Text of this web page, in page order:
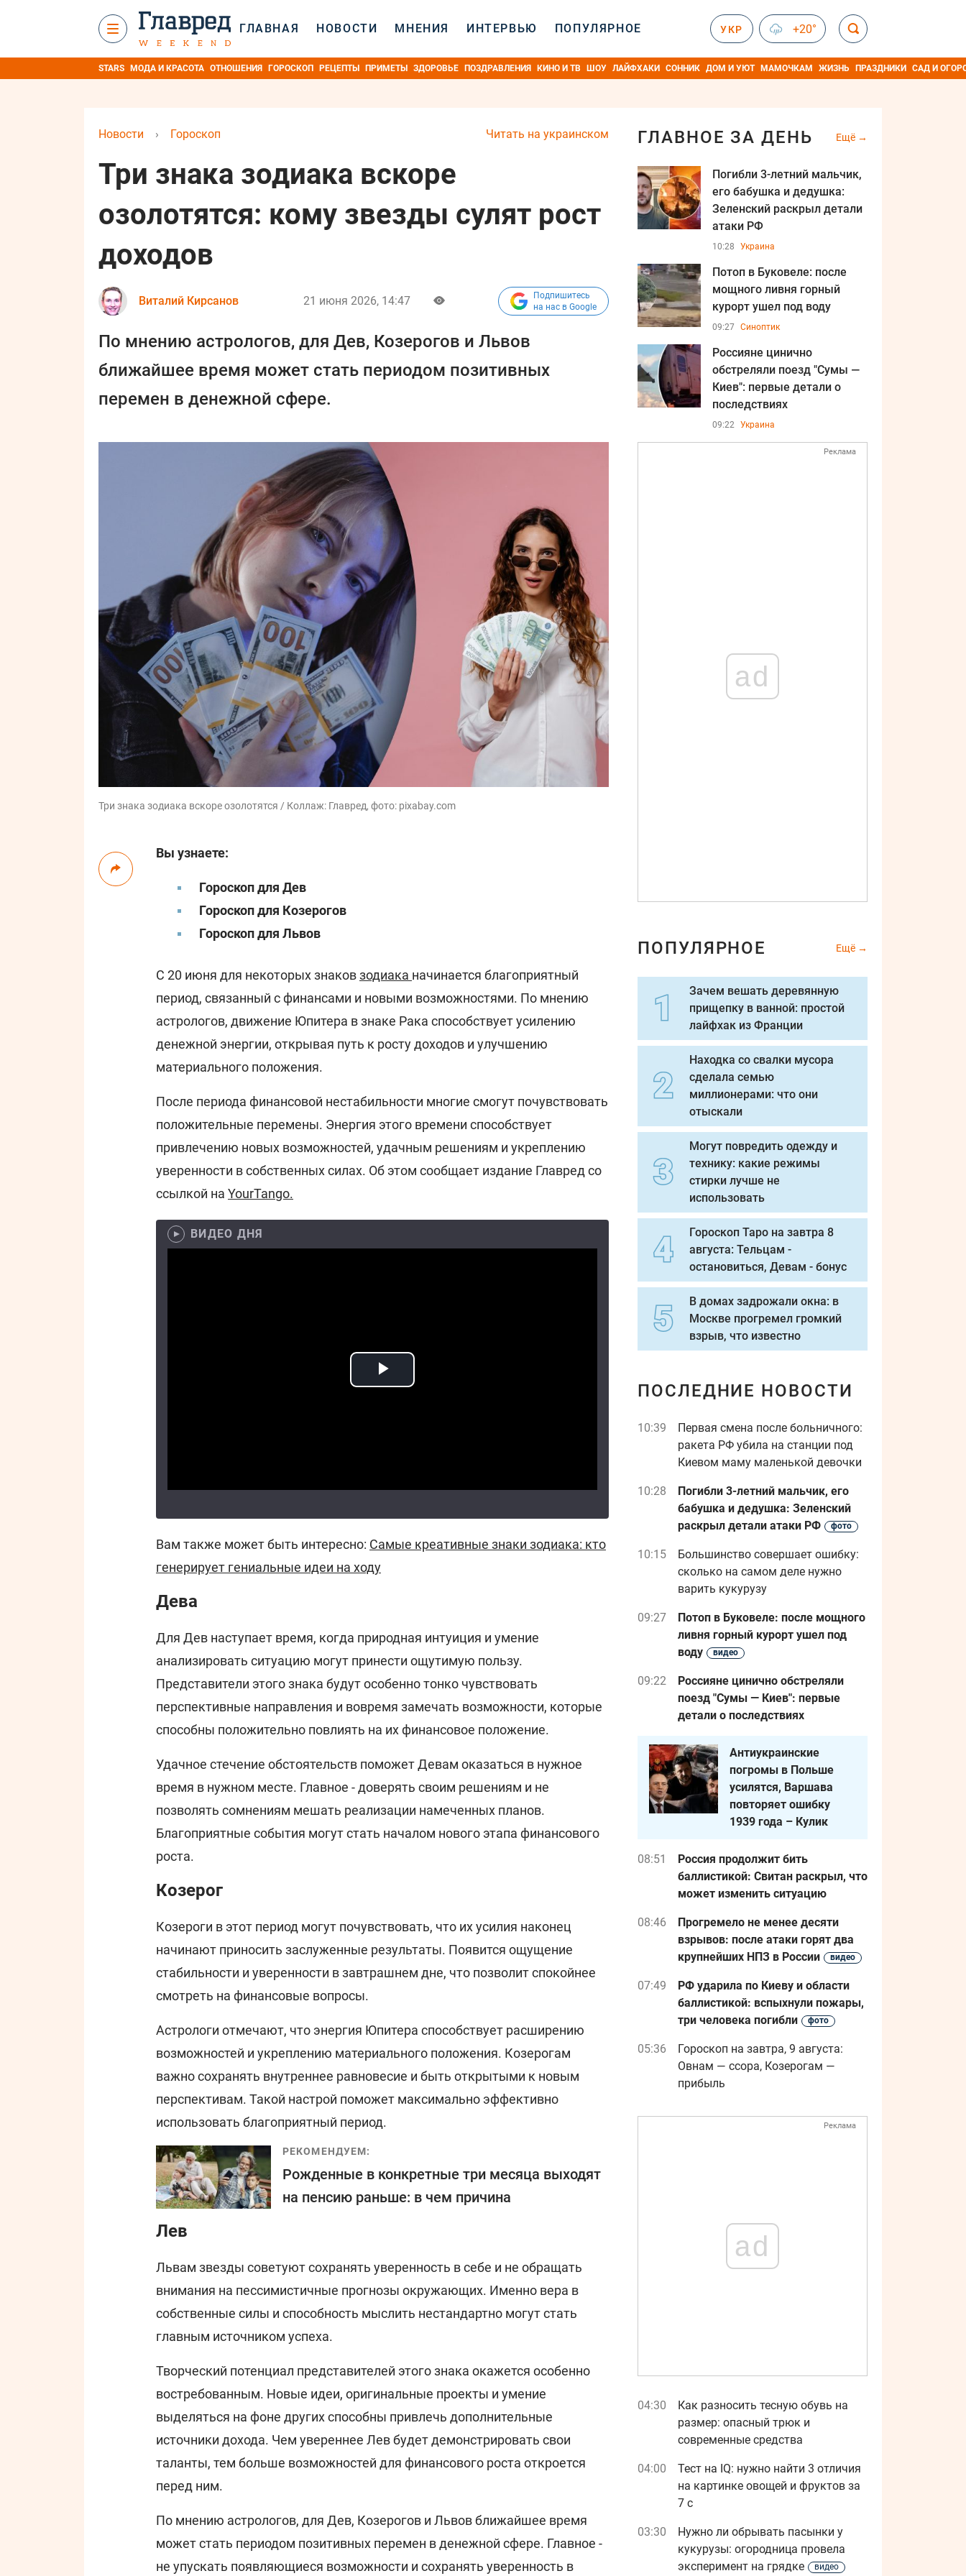
ГЛАВНАЯ НОВОСТИ МНЕНИЯ ИНТЕРВЬЮ ПОПУЛЯРНОЕ УКР +20°
STARS МОДА И КРАСОТА ОТНОШЕНИЯ ГОРОСКОП РЕЦЕПТЫ ПРИМЕТЫ ЗДОРОВЬЕ ПОЗДРАВЛЕНИЯ КИНО И ТВ ШОУ ЛАЙФХАКИ СОННИК ДОМ И УЮТ МАМОЧКАМ ЖИЗНЬ ПРАЗДНИКИ САД И
Читать на украинском
Новости › Гороскоп
Три знака зодиака вскоре
озолотятся: кому звезды сулят рост
доходов
Виталий Кирсанов 21 июня 2026, 14:47
Подпишитесь
на нас в Google
По мнению астрологов, для Дев, Козерогов и Львов
ближайшее время может стать периодом позитивных
перемен в денежной сфере.
Три знака зодиака вскоре озолотятся / Коллаж: Главред, фото: pixabay.com
Вы узнаете:
Гороскоп для Дев
Гороскоп для Козерогов
Гороскоп для Львов
С 20 июня для некоторых знаковзодиака начинается благоприятный
период, связанный с финансами и новыми возможностями. По мнению
астрологов, движение Юпитера в знаке Рака способствует усилению
денежной энергии, открывая путь к росту доходов и улучшению
материального положения.
После периода финансовой нестабильности многие смогут почувствовать
положительные перемены. Энергия этого времени способствует
привлечению новых возможностей, удачным решениям и укреплению
уверенности в собственных силах. Об этом сообщает издание Главред со
ссылкой на YourTango.
ВИДЕО ДНЯ
Вам также может быть интересно: Самые креативные знаки зодиака: кто
генерирует гениальные идеи на ходу
Дева
Для Дев наступает время, когда природная интуиция и умение
анализировать ситуацию могут принести ощутимую пользу.
Представители этого знака будут особенно тонко чувствовать
перспективные направления и вовремя замечать возможности, которые
способны положительно повлиять на их финансовое положение.
Удачное стечение обстоятельств поможет Девам оказаться в нужное
время в нужном месте. Главное - доверять своим решениям и не
позволять сомнениям мешать реализации намеченных планов.
Благоприятные события могут стать началом нового этапа финансового
роста.
Козерог
Козероги в этот период могут почувствовать, что их усилия наконец
начинают приносить заслуженные результаты. Появится ощущение
стабильности и уверенности в завтрашнем дне, что позволит спокойнее
смотреть на финансовые вопросы.
Астрологи отмечают, что энергия Юпитера способствует расширению
возможностей и укреплению материального положения. Козерогам
важно сохранять внутреннее равновесие и быть открытыми к новым
перспективам. Такой настрой поможет максимально эффективно
использовать благоприятный период.
РЕКОМЕНДУЕМ:
Рожденные в конкретные три месяца выходят
на пенсию раньше: в чем причина
Лев
Львам звезды советуют сохранять уверенность в себе и не обращать
внимания на пессимистичные прогнозы окружающих. Именно вера в
собственные силы и способность мыслить нестандартно могут стать
главным источником успеха.
Творческий потенциал представителей этого знака окажется особенно
востребованным. Новые идеи, оригинальные проекты и умение
выделяться на фоне других способны привлечь дополнительные
источники дохода. Чем увереннее Лев будет демонстрировать свои
таланты, тем больше возможностей для финансового роста откроется
перед ним.
По мнению астрологов, для Дев, Козерогов и Львов ближайшее время
может стать периодом позитивных перемен в денежной сфере. Главное -
не упускать появляющиеся возможности и сохранять уверенность в
ГЛАВНОЕ ЗА ДЕНЬ Ещё
Погибли 3-летний мальчик,
его бабушка и дедушка:
Зеленский раскрыл детали
атаки РФ
10:28 Украина
Потоп в Буковеле: после
мощного ливня горный
курорт ушел под воду
09:27 Синоптик
Россияне цинично
обстреляли поезд "Сумы —
Киев": первые детали о
последствиях
09:22 Украина
Реклама
ad
ПОПУЛЯРНОЕ Ещё
Зачем вешать деревянную
прищепку в ванной: простой
лайфхак из Франции
Находка со свалки мусора
сделала семью
миллионерами: что они
отыскали
Могут повредить одежду и
технику: какие режимы
стирки лучше не
использовать
Гороскоп Таро на завтра 8
августа: Тельцам -
остановиться, Девам - бонус
В домах задрожали окна: в
Москве прогремел громкий
взрыв, что известно
ПОСЛЕДНИЕ НОВОСТИ
10:39
Первая смена после больничного:
ракета РФ убила на станции под
Киевом маму маленькой девочки
10:28
Погибли 3-летний мальчик, его
бабушка и дедушка: Зеленский
раскрыл детали атаки РФ
фото
10:15
Большинство совершает ошибку:
сколько на самом деле нужно
варить кукурузу
09:27
Потоп в Буковеле: после мощного
ливня горный курорт ушел под
воду
видео
09:22
Россияне цинично обстреляли
поезд "Сумы — Киев": первые
детали о последствиях
Антиукраинские
погромы в Польше
усилятся, Варшава
повторяет ошибку
1939 года – Кулик
08:51
Россия продолжит бить
баллистикой: Свитан раскрыл, что
может изменить ситуацию
08:46
Прогремело не менее десяти
взрывов: после атаки горят два
крупнейших НПЗ в России
видео
07:49
РФ ударила по Киеву и области
баллистикой: вспыхнули пожары,
три человека погибли
фото
05:36
Гороскоп на завтра, 9 августа:
Овнам — ссора, Козерогам —
прибыль
Реклама
ad
04:30
Как разносить тесную обувь на
размер: опасный трюк и
современные средства
04:00
Тест на IQ: нужно найти 3 отличия
на картинке овощей и фруктов за
7 с
03:30
Нужно ли обрывать пасынки у
кукурузы: огородница провела
эксперимент на грядке
видео